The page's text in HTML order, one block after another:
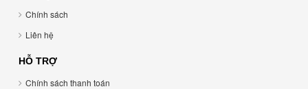
Chính sách
Liên hệ
HỖ TRỢ
Chính sách thanh toán